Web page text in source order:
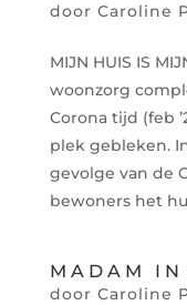
door Caroline
MIJN HUIS IS
woonzorg
Corona tijd (feb
plek gebleken.
gevolge van de
bewoners het
MADAM IN
door Caroline